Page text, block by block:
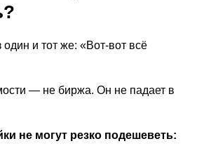
и тот же: «Вот-вот всё
— не биржа. Он не падает в
не могут резко подешеветь: